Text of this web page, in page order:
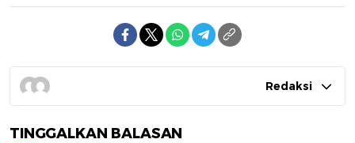
Redaksi
TINGGALKAN BALASAN